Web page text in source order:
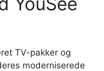
TV-pakker og
moderniserede